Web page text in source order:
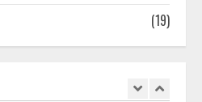
(19)
की खेल मंत्री रेखा आर्या ने शुरू
यात्रा, भारत को 2036 में